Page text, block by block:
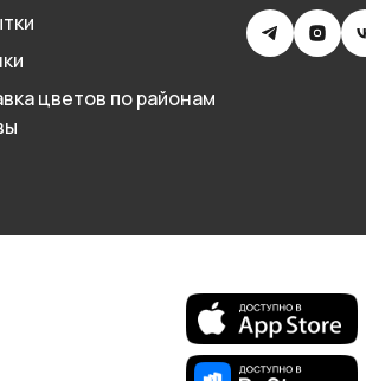
цветов по районам